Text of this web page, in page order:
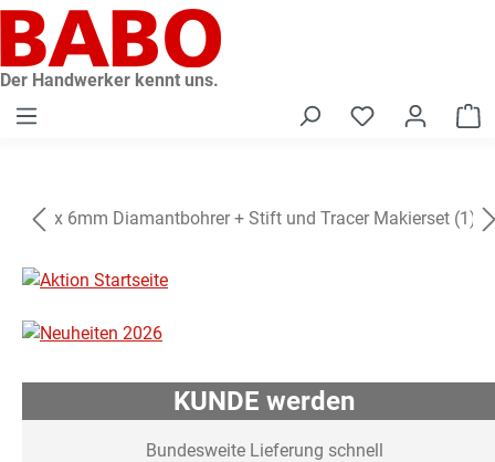
springen
Der Handwerker kennt uns.
KUNDE werden
Bundesweite Lieferung schnell